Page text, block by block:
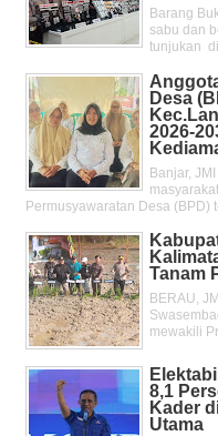
Barang
sabu dan
tunjukan di
Desa
2026-
Banjar,
Permusyawaratan Desa (BPD)
Tanam
BERAU,
mewakili
8,1
Kader
Utama